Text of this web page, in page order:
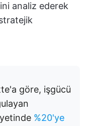
analiz ederek
göre, işgücü
%20'ye